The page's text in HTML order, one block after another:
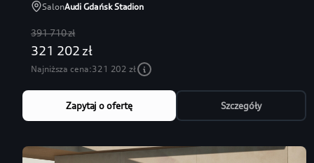
SalonAudi Gdańsk Stadion
391 710 zł
321 202 zł
Najniższa cena:321 202 zł
Zapytaj o ofertę Szczegóły